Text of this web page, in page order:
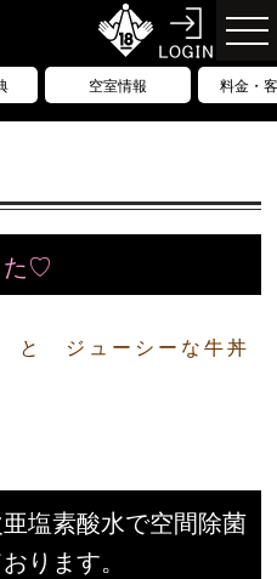
空室情報 料金・
た♡
と ジューシーな牛丼
塩素酸水で空間除菌
ります。